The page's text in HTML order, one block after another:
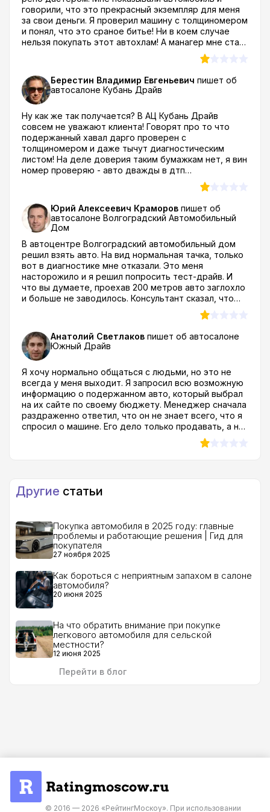
говорили, что это прекрасный экземпляр для меня
за свои деньги. Я проверил машину с толщиномером
и понял, что это сраное битье! Ни в коем случае
нельзя покупать этот автохлам! А манагер мне стал
грубить после моего отказа! Говорит, что их так
уже достали такие разборчивые клиенты как я!
Слушайте, идите нахрен!! Себе этот хлам
оставляйте! После этого уехал... дома почитал об
автосалоне Галерея Авто отзывы и понял что это их
"фирменный" стиль работы с посетителями... не
знаю долго ли они при таком раскладе
проработают..
Берестин Владимир Евгеньевич
автосалоне Кубань Драйв
Ну как же так получается? В АЦ Кубань Драйв
совсем не уважают клиента! Говорят про то что
подержанный хавал дарго проверен с
толщиномером и даже тычут диагностическим
листом! На деле доверия таким бумажкам нет, я вин
номер проверяю - авто дважды в дтп
участвовало..об этом сотрудники молчат как и о
скрученном пробеге... Вы скажите, вы как, совсем за
дебила полного клиента держите? Тем кто
планирует купить авто в Краснодаре я посоветую
избегать поездки в автосалон на Российскую 490,
потому что по личному опыту и отзывам об
автоцентре Кубань драйв вырисовывается ясная
картина - это серый дилер - перекупщики!
Юрий Алексеевич Краморов
автосалоне Волгоградский Автомобильный
Дом
В автоцентре Волгоградский автомобильный дом
решил взять авто. На вид нормальная тачка, только
вот в диагностике мне отказали. Это меня
насторожило и я решил попросить тест-драйв. И
что вы думаете, проехав 200 метров авто заглохло
и больше не заводилось. Консультант сказал, что
это редкое явление и мастер все исправит, пока я
буду оформлять документы. Я естественно сразу с
ними попрощался! А как бы вы на моем месте
поступили? Там было еще много других факторов
которые повлияли на мое решение.. например
модельный ряд небольшой, на сайте обещают
сотни авто в наличии, а реально там даже 50 тачек
нет... Кроме того я про автосалон Волгоградский
автомобильный дом отзывы читал, очень много
негатива которому я не поверил прям уж на 100%,
но к сведению принял и когда многие сценарии из
них стали сбываться, то понял что надо валить..Так
что этого дилера с Исторической 162 я советовать
Анатолий Светлаков пишет об автосалоне
Южный Драйв
Я хочу нормально общаться с людьми, но это не
всегда у меня выходит. Я запросил всю возможную
информацию о подержанном авто, который выбрал
на их сайте по своему бюджету. Менеджер сначала
раздраженно ответил, что он не знает всего, что я
спросил о машине. Его дело только продавать, а не
давать информацию. Странно, конечно, как можно
продавать то, в чем не разбираешься. Точно решил
Другие статьи
Покупка автомобиля в 2025 году: главные
проблемы и работающие решения | Гид для
покупателя
27 ноября 2025
Как бороться с неприятным запахом в салоне
автомобиля?
20 июня 2025
На что обратить внимание при покупке
легкового автомобиля для сельской
местности?
12 июня 2025
Перейти в блог
© 2016 — 2026 «РейтингМоскоу». При использовании